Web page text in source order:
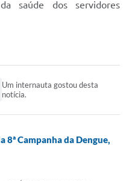
saúde dos servidores
Um internauta gostou desta
notícia.
Campanha da Dengue,